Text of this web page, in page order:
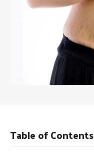
Table of Contents